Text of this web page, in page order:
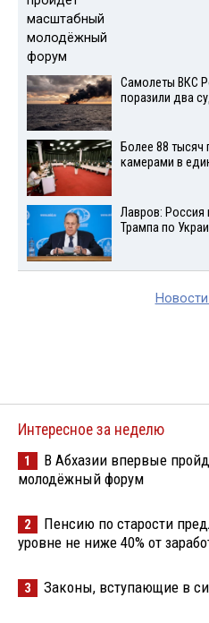
Самолеты ВКС
поразили два
Более 88
камерами в
Лавров: Россия
Трампа по
Интересное за неделю
1
В Абхазии впервые
молодёжный форум
2
Пенсию по старости
уровне не ниже 40% от
3 Законы, вступающие в